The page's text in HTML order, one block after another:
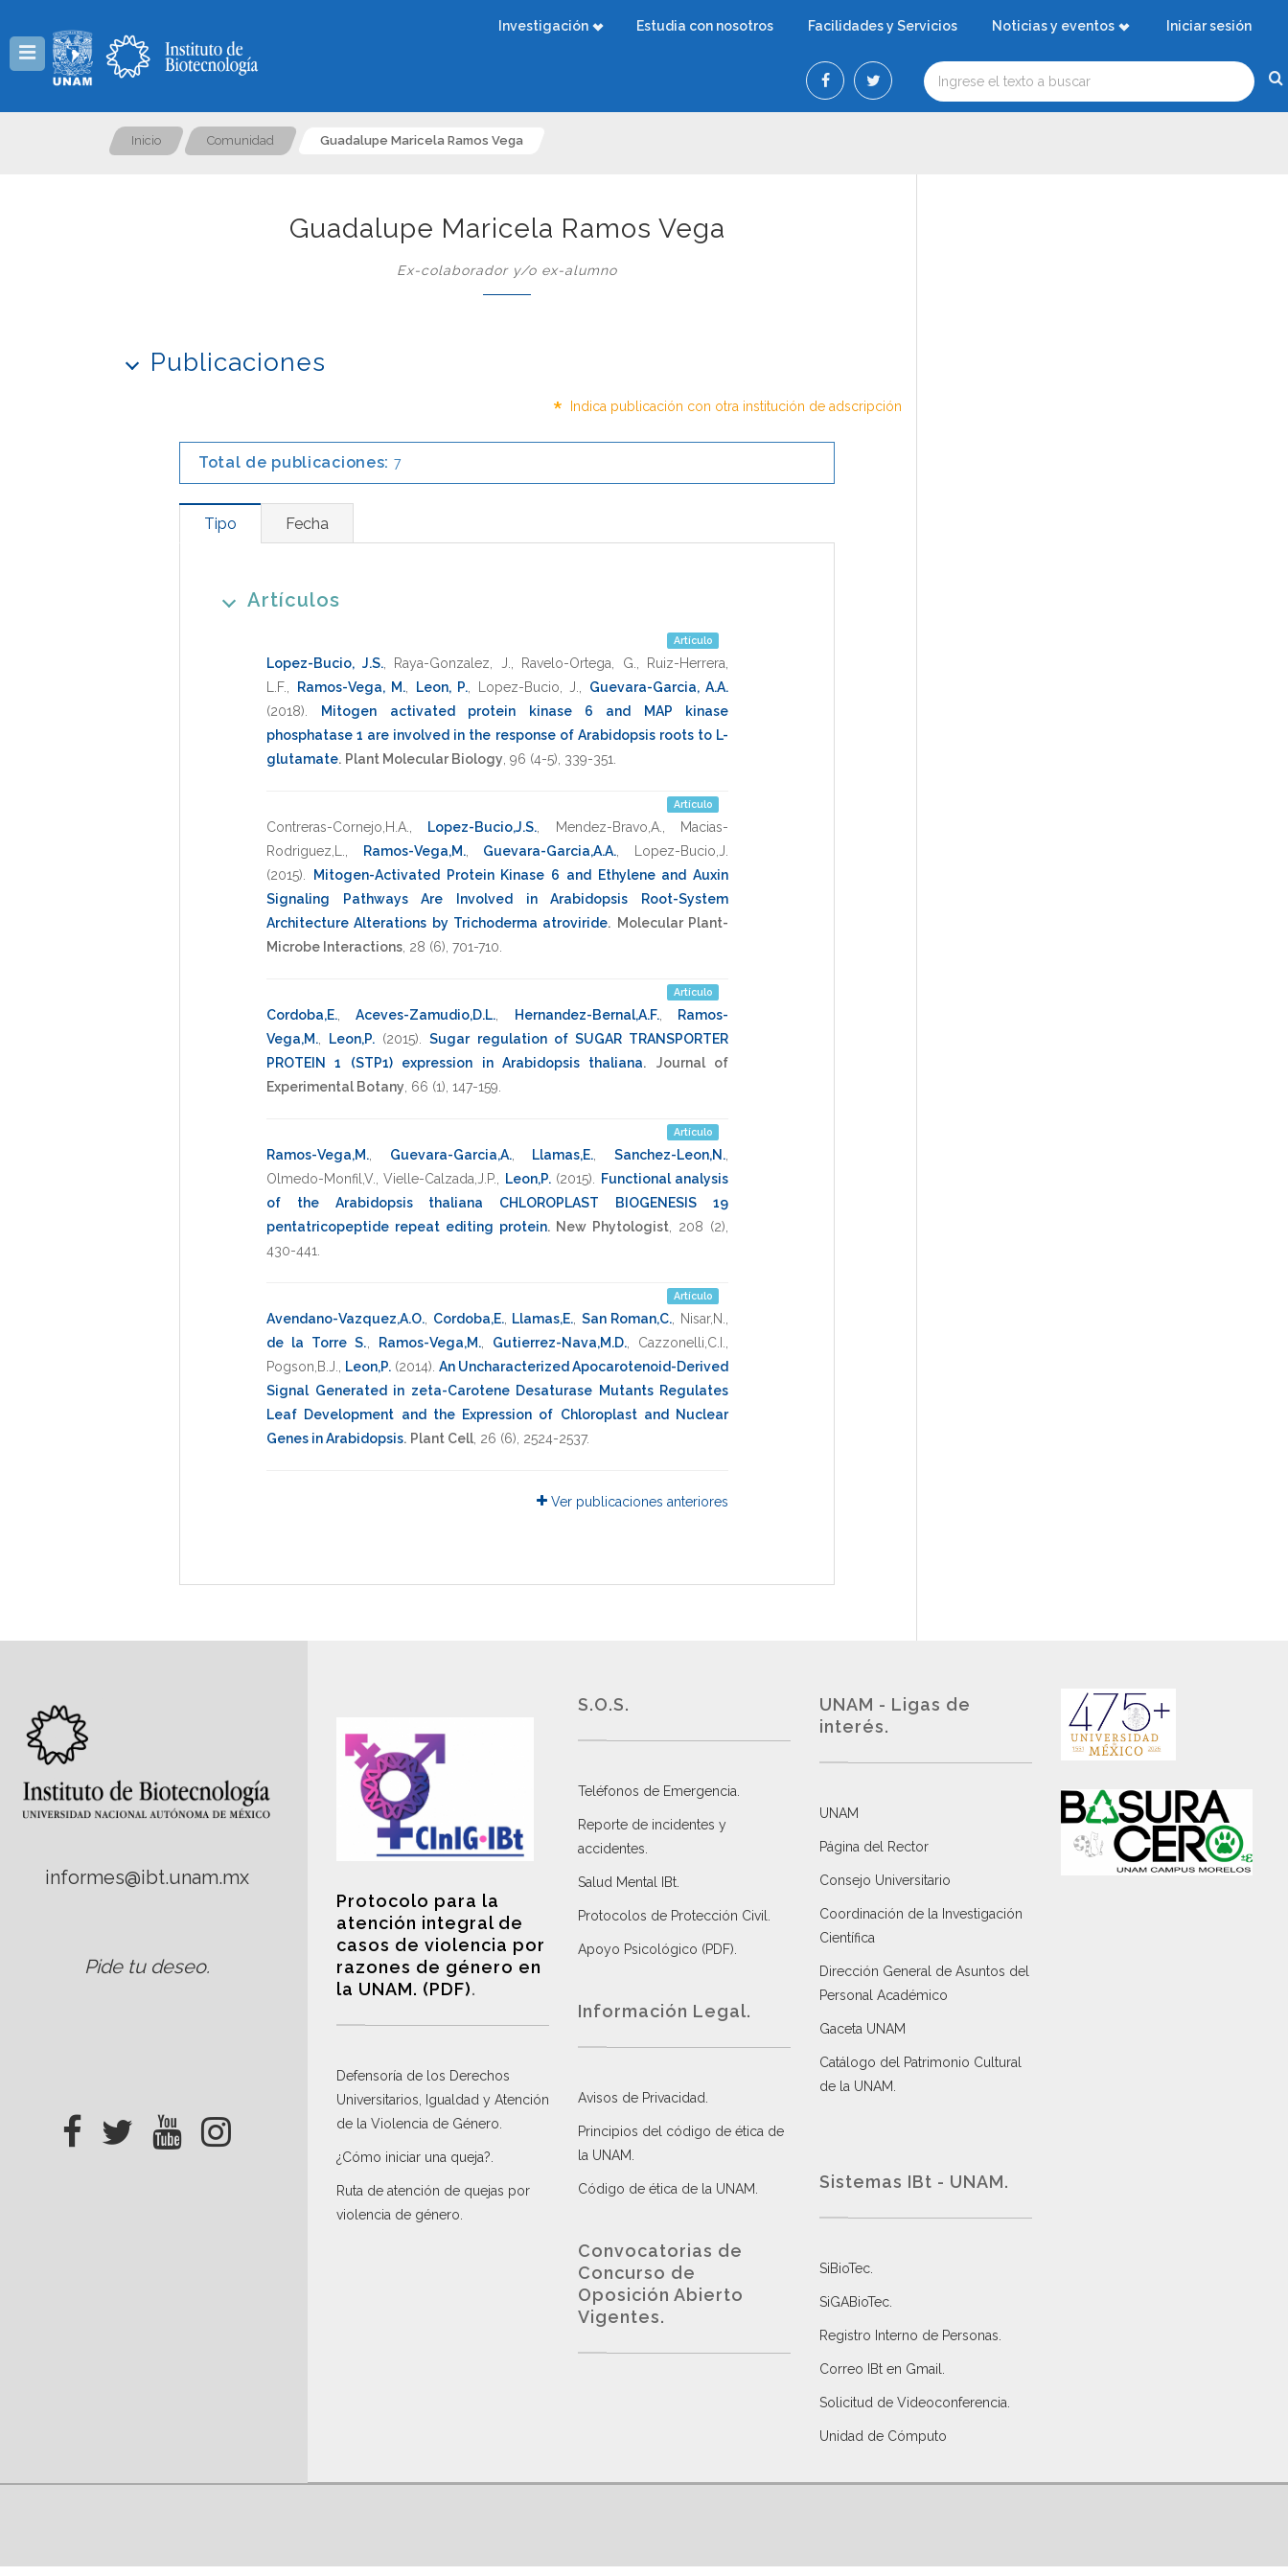
Investigación Estudia con nosotros Facilidades y Servicios Noticias y eventos Iniciar sesión
Inicio Comunidad Guadalupe Maricela Ramos Vega
Guadalupe Maricela Ramos Vega
Ex-colaborador y/o ex-alumno
Publicaciones
* Indica publicación con otra institución de adscripción
Total de publicaciones: 7
Tipo Fecha
Artículos
Artículo
Lopez-Bucio, J.S., Raya-Gonzalez, J. Ravelo-Ortega, G.
Ruiz-Herrera,
L.F.
Ramos-Vega, M. Leon, P. Lopez-Bucio, J.
Guevara-Garcia, A.A.
(2018)
Mitogen activated protein kinase 6 and MAP kinase
phosphatase 1 are involved in the response of Arabidopsis roots to L-
glutamate. Plant Molecular Biology 96 (4-5), 339-351
Artículo
Contreras-Cornejo,H.A. Lopez-Bucio,J.S. Mendez-Bravo,A.
Macias-
Rodriguez,L.
Ramos-Vega,M., Guevara-Garcia,A.A.
Lopez-Bucio,J.
(2015)
Mitogen-Activated Protein Kinase 6 and Ethylene and Auxin
Signaling Pathways Are Involved in Arabidopsis Root-System
Architecture Alterations by Trichoderma atroviride. Molecular Plant-
Microbe Interactions 28 (6), 701-710
Artículo
Cordoba,E. ,Aceves-Zamudio,D.L. Hernandez-Bernal,A.F.,
Ramos-
Vega,M.
Leon,P. (2015) .Sugar regulation of SUGAR TRANSPORTER
PROTEIN 1 (STP1) expression in Arabidopsis thaliana.
Journal of
Experimental Botany 66 (1), 147-159
Artículo
Ramos-Vega,M. Guevara-Garcia,A., Llamas,E. ,Sanchez-Leon,N.
Olmedo-Monfil,V.
,Vielle-Calzada,J.P. Leon,P. (2015)
Functional analysis
of the Arabidopsis thaliana CHLOROPLAST BIOGENESIS 19
pentatricopeptide repeat editing protein. New Phytologist 208 (2),
430-441
Artículo
Avendano-Vazquez,A.O. Cordoba,E., Llamas,E. San Roman,C. Nisar,N.
de la Torre S.
Ramos-Vega,M., Gutierrez-Nava,M.D., Cazzonelli,C.I.
Pogson,B.J.
Leon,P. (2014) An Uncharacterized Apocarotenoid-Derived
Signal Generated in zeta-Carotene Desaturase Mutants Regulates
Leaf Development and the Expression of Chloroplast and Nuclear
Genes in Arabidopsis. Plant Cell 26 (6), 2524-2537.
Ver publicaciones anteriores
informes@ibt.unam.mx
Pide tu deseo.
Protocolo para la
atención integral de
casos de violencia por
razones de género en
la UNAM. (PDF).
Defensoría de los Derechos
Universitarios, Igualdad y Atención
de la Violencia de Género
¿Cómo iniciar una queja?
Ruta de atención de quejas por
violencia de género
S.O.S.
Teléfonos de Emergencia.
Reporte de incidentes y
accidentes
Salud Mental IBt
Protocolos de Protección Civil
Apoyo Psicológico (PDF)
Información Legal.
Avisos de Privacidad
Principios del código de ética de
la UNAM
Código de ética de la UNAM
Convocatorias de
Concurso de
Oposición Abierto
Vigentes.
UNAM - Ligas de
interés.
UNAM
Página del Rector
Consejo Universitario
Coordinación de la Investigación
Científica
Dirección General de Asuntos del
Personal Académico
Gaceta UNAM
Catálogo del Patrimonio Cultural
de la UNAM.
Sistemas IBt - UNAM.
SiBioTec
SiGABioTec.
Registro Interno de Personas
Correo IBt en Gmail
Solicitud de Videoconferencia.
Unidad de Cómputo